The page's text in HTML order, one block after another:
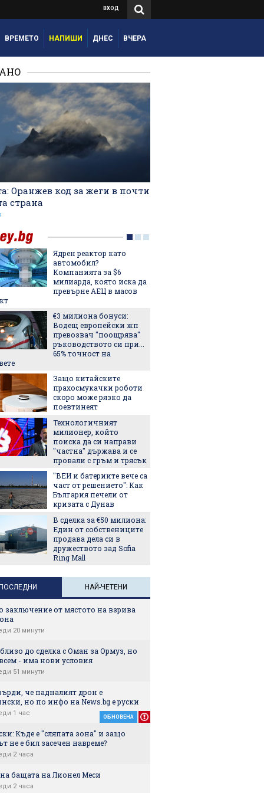
ВХОД
ВРЕМЕТО НАПИШИ ДНЕС ВЧЕРА
Оранжев код за жеги в почти
страна
Ядрен реактор като
автомобил?
Компанията за $6
милиарда, която иска да
превърне АЕЦ в масов
€3 милиона бонуси:
Водещ европейски жп
превозвач "поощрява"
ръководството си при...
65% точност на
Защо китайските
прахосмукачки роботи
скоро може рязко да
поевтинеят
Технологичният
милионер, който
поиска да си направи
"частна" държава и се
провали с гръм и трясък
"ВЕИ и батериите вече са
част от решението": Как
България печели от
кризата с Дунав
В сделка за €50 милиона:
Един от собствениците
продава дела си в
дружеството зад Sofia
Ring Mall
НАЙ-ЧЕТЕНИ
заключение от мястото на взрива
20 минути
до сделка с Оман за Ормуз, но
- има нови условия
51 минути
че падналият дрон е
но по инфо на News.bg e руски
1 час ОБНОВЕНА
Къде е "сляпата зона" и защо
не е бил засечен навреме?
2 часа
бащата на Лионел Меси
2 часа